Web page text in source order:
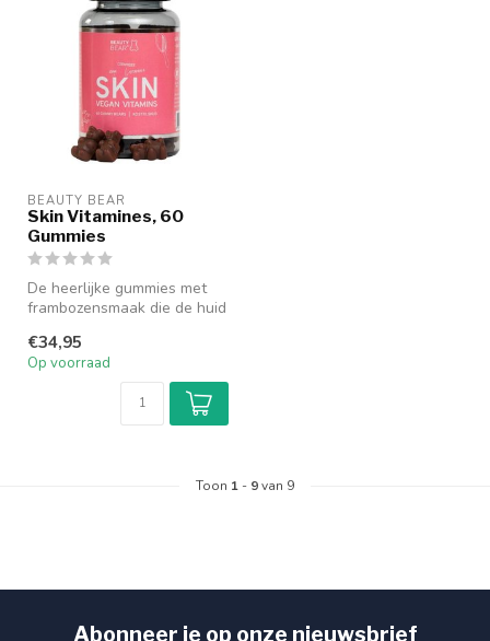
BEAUTY BEAR
Skin Vitamines, 60
Gummies
De heerlijke gummies met
frambozensmaak die de huid
on...
€34,95
Op voorraad
Toon 1 - 9van 9
Abonneer je op onze nieuwsbrief